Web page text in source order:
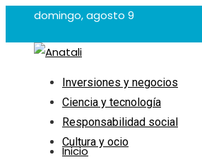
domingo, agosto 9
Inversiones y negocios
Ciencia y tecnología
Responsabilidad social
Cultura y ocio
Inicio